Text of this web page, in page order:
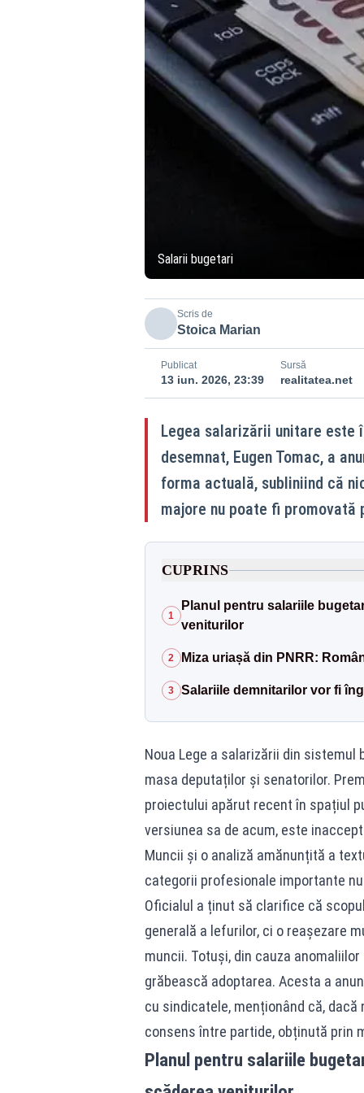
Salarii bugetari
Scris de
Stoica Marian
Publicat
13 iun. 2026, 23:39
Sursă
realitatea.net
Legea salarizării unitare este
desemnat, Eugen Tomac, a
forma actuală, subliniind că
majore nu poate fi promovată
CUPRINS
1
Planul pentru salariile
veniturilor
2 Miza uriașă din PNRR:
3 Salariile demnitarilor vor fi
Noua Lege a salarizării din sistemul
masa deputaților și senatorilor.
proiectului apărut recent în spațiul
versiunea sa de acum, este
Muncii și o analiză amănunțită a
categorii profesionale importante
Oficialul a ținut să clarifice că
generală a lefurilor, ci o reașezare
muncii. Totuși, din cauza
grăbească adoptarea. Acesta a
cu sindicatele, menționând că,
consens între partide, obținută prin
Planul pentru salariile